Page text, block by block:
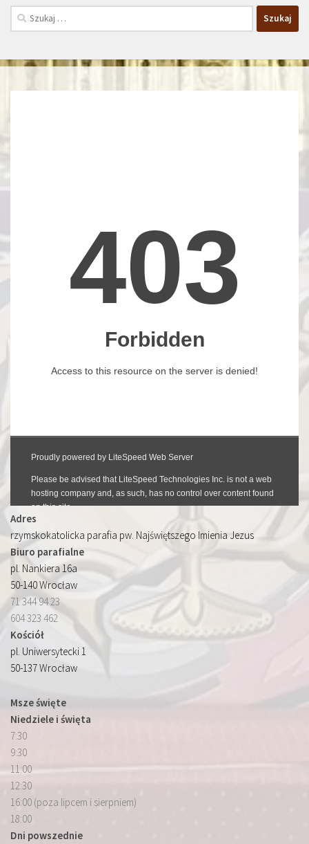
Szukaj:
Adres
rzymskokatolicka parafia pw. Najświętszego Imienia Jezus
Biuro parafialne
pl. Nankiera 16a
50-140 Wrocław
71 344 94 23
604 323 462
Kościół
pl. Uniwersytecki 1
50-137 Wrocław
Msze święte
Niedziele i święta
7:30
9:30
11:00
12:30
16:00 (poza lipcem i sierpniem)
18:00
Dni powszednie